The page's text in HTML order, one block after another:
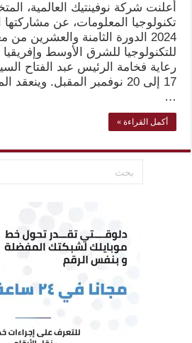
أعلنت شركة نوفينتيك العالمية،
2024 الدورة الثامنة
للتكنولوجيا للشرق الأوسط
رعاية فخامة الرئيس عبد الفتاح
17 إلى 20 نوفمبر المقبل.
…
أكمل القراءة »